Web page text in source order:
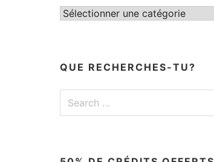
Tous
QUE RECHERCHES-TU?
Search